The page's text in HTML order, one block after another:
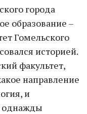
города
образование –
Гомельского
историей.
факультет,
направление
и
однажды